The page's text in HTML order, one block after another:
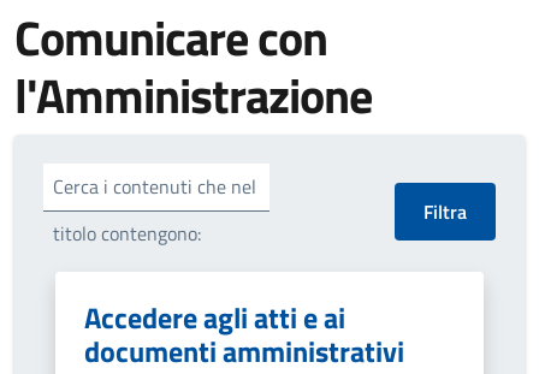
Comunicare con
l'Amministrazione
Cerca i contenuti che nel
titolo contengono:
Accedere agli atti e ai
documenti amministrativi